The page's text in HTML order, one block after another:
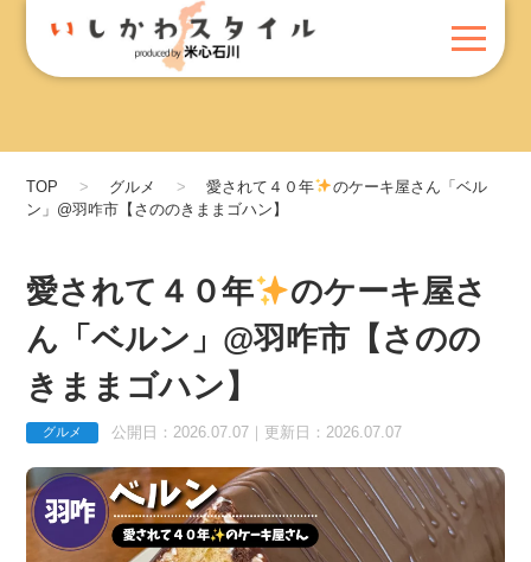
TOP グルメ 愛されて４０年
のケーキ屋さん「ベル
ン」@羽咋市【さののきままゴハン】
愛されて４０年
のケーキ屋さ
ん「ベルン」@羽咋市【さのの
きままゴハン】
グルメ 公開日：2026.07.07｜更新日：2026.07.07